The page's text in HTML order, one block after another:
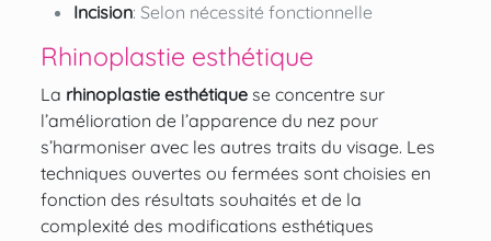
Incision: Selon nécessité fonctionnelle
Rhinoplastie esthétique
La rhinoplastie esthétiquese concentre sur
l’amélioration de l’apparence du nez pour
s’harmoniser avec les autres traits du visage. Les
techniques ouvertes ou fermées sont choisies en
fonction des résultats souhaités et de la
complexité des modifications esthétiques